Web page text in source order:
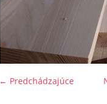
← Predchádzajúce